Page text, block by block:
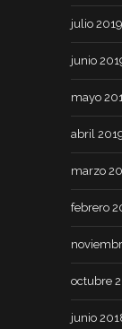
julio 2019
junio
mayo
abril
marzo
febrero
octubre
junio